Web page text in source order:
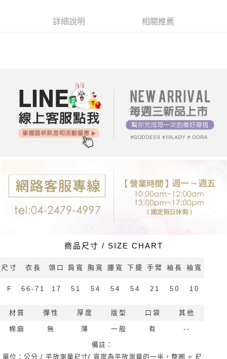
３．安心：先確認商品／服務後，再付款。
※ 請注意：結帳手續完成當下不需立刻繳費，但若您需要取消訂單，請聯絡
購買商品的店家。未經商家同意取消之訂單仍視為有效，需透過AFTEE先享
後付繳納相關費用。
※ 交易是否成功請以「AFTEE先享後付 」之結帳頁面顯示為準，若有關於
是否繳費成功／繳費後需取消欲退款等相關疑問，請聯繫「AFTEE先享後付
客戶支援中心」https://netprotections.freshdesk.com/support/home
易，需依本服務之必要範圍內提供個人資料，並將交易相關給付款項請求債
權轉讓予恩沛科技股份有限公司。
２．關於個人資料處理事宜，請瀏覽以下網址：
https://aftee.tw/terms/#terms3
３．未成年的使用者請事先徵得法定代理人或監護人之同意方可使用
「AFTEE先享後付」，若未經同意申辦者引起之損失，本公司不負相關責
４．使用「AFTEE先享後付」時，將依據個別帳號之用戶狀況，依本公司即
時審查核予不同之上限額度；若仍有額度不足之情形，本公司將視審查結果
５．嚴禁一人註冊多個帳號或使用他人資訊註冊。若發現惡意使用之情形，
恩沛科技股份有限公司將有權停止該用戶之使用額度並採取法律行動。
每筆NT$80，滿NT$699(含以上)免運費
付款後7-11取貨
每筆NT$80，滿NT$699(含以上)免運費
郵局-限配送台灣外島
每筆NT$100，滿NT$3,000(含以上)免運費
詳細說明 相關推薦
商品尺寸 / SIZE CHART
尺寸 衣長 領口 肩寬 胸寬 腰寬 下擺 手臂 袖長 袖寬
F 66-71 17 51 54 54 54 21 50 10
材質 彈性 厚度 版型 口袋 其他
棉麻 無 薄 一般 有 --
備註：
單位：公分 / 平放測量尺寸( 寬度為平放測量的一半，整圈 = 尺